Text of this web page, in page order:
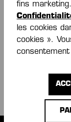
Sois
fins
les cookies
cookies ».